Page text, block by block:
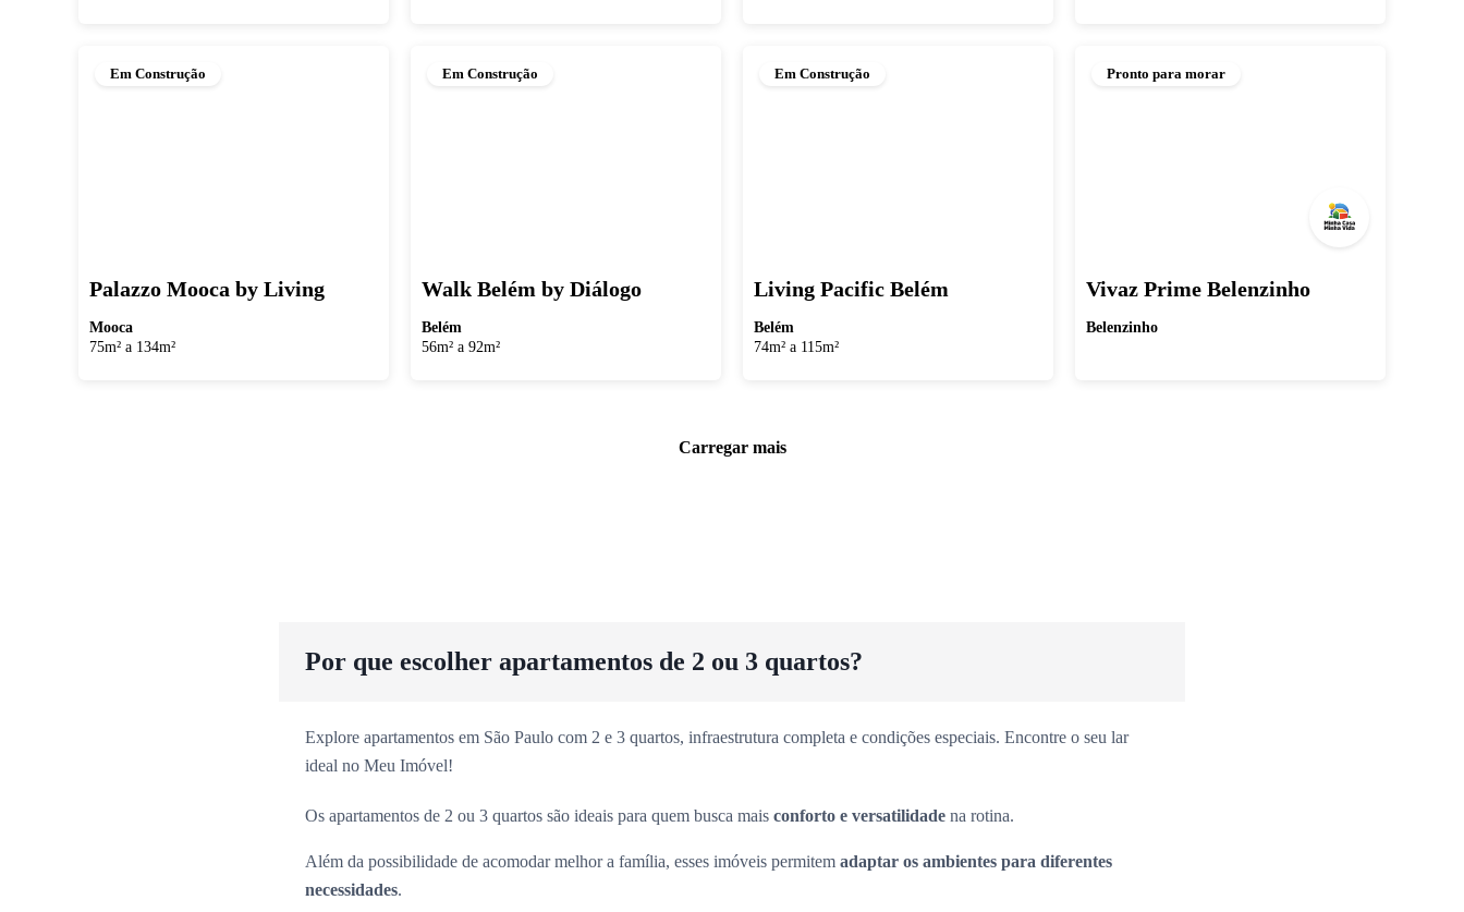
Em Construção
Palazzo Mooca by Living
Mooca
75m² a 134m²
Em Construção
Walk Belém by Diálogo
Belém
56m² a 92m²
Em Construção
Living Pacific Belém
Belém
74m² a 115m²
Pronto para morar
Vivaz Prime Belenzinho
Belenzinho
Carregar mais
Por que escolher apartamentos de 2 ou 3 quartos?
Explore apartamentos em São Paulo com 2 e 3 quartos, infraestrutura completa e condições especiais. Encontre o seu lar
ideal no Meu Imóvel!
Os apartamentos de 2 ou 3 quartos são ideais para quem busca mais conforto e versatilidade na rotina.
Além da possibilidade de acomodar melhor a família, esses imóveis permitem adaptar os ambientes para diferentes
necessidades.